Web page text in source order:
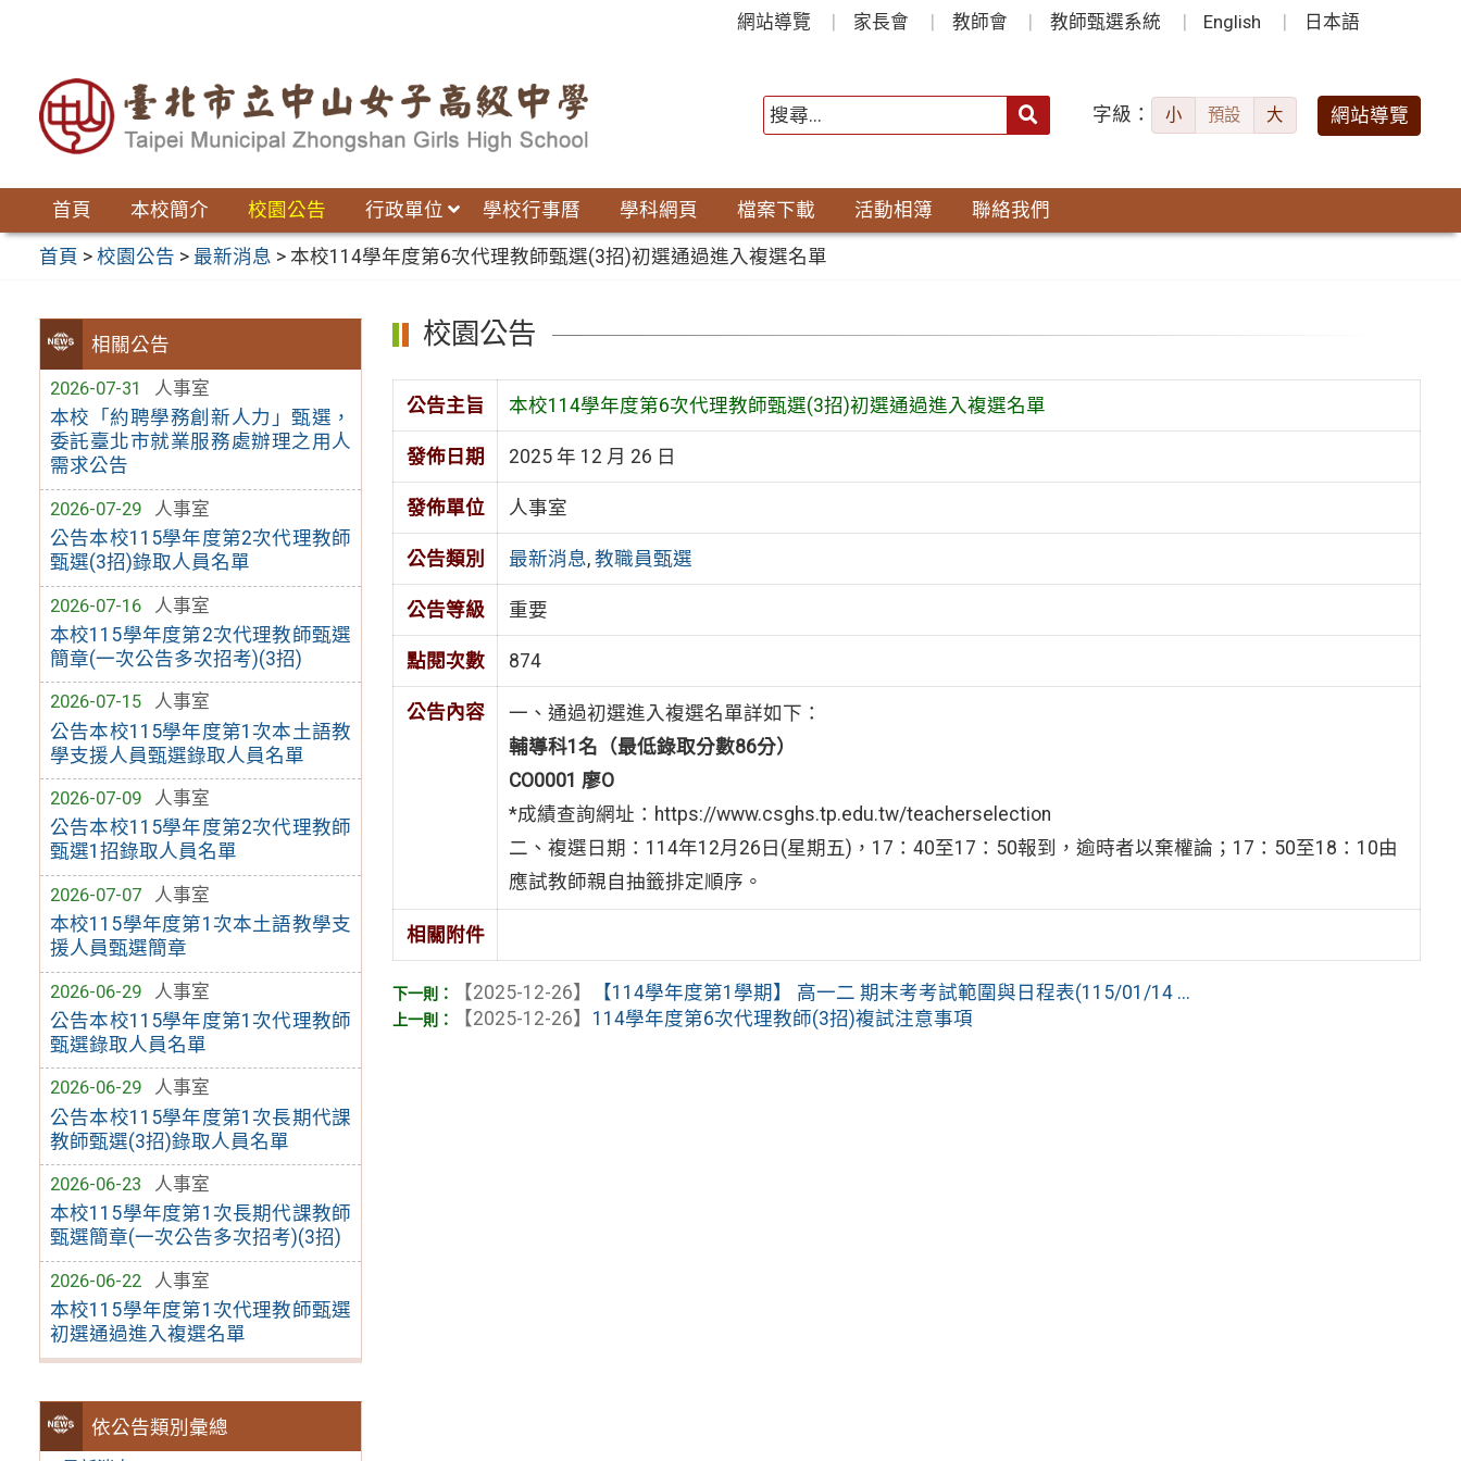
網站導覽 家長會 教師會 教師甄選系統 English 日本語
字級： 小 預設 大 網站導覽
首頁 本校簡介 校園公告 行政單位 學校行事曆 學科網頁 檔案下載 活動相簿 聯絡我們
首頁 >校園公告 > 最新消息 > 本校114學年度第6次代理教師甄選(3招)初選通過進入複選名單
相關公告
2026-07-31
人事室
本校「約聘學務創新人力」甄選，
委託臺北市就業服務處辦理之用人
需求公告
2026-07-29
人事室
公告本校115學年度第2次代理教師
甄選(3招)錄取人員名單
2026-07-16
人事室
本校115學年度第2次代理教師甄選
簡章(一次公告多次招考)(3招)
2026-07-15
人事室
公告本校115學年度第1次本土語教
學支援人員甄選錄取人員名單
2026-07-09
人事室
公告本校115學年度第2次代理教師
甄選1招錄取人員名單
2026-07-07
人事室
本校115學年度第1次本土語教學支
援人員甄選簡章
2026-06-29
人事室
公告本校115學年度第1次代理教師
甄選錄取人員名單
2026-06-29
人事室
公告本校115學年度第1次長期代課
教師甄選(3招)錄取人員名單
2026-06-23
人事室
本校115學年度第1次長期代課教師
甄選簡章(一次公告多次招考)(3招)
2026-06-22
人事室
本校115學年度第1次代理教師甄選
初選通過進入複選名單
依公告類別彙總
校園公告
公告主旨 本校114學年度第6次代理教師甄選(3招)初選通過進入複選名單
發佈日期 2025 年 12 月 26 日
發佈單位 人事室
公告類別 最新消息, 教職員甄選
公告等級 重要
點閱次數 874
公告內容
一、通過初選進入複選名單詳如下：
輔導科1名（最低錄取分數86分）
CO0001 廖O
*成績查詢網址：https://www.csghs.tp.edu.tw/teacherselection
二、複選日期：114年12月26日(星期五)，17：40至17：50報到，逾時者以棄權論；17：50至18：10由
應試教師親自抽籤排定順序。
相關附件
【2025-12-26】
【114學年度第1學期】 高一二 期末考考試範圍與日程表(115/01/14 ...
【2025-12-26】 114學年度第6次代理教師(3招)複試注意事項